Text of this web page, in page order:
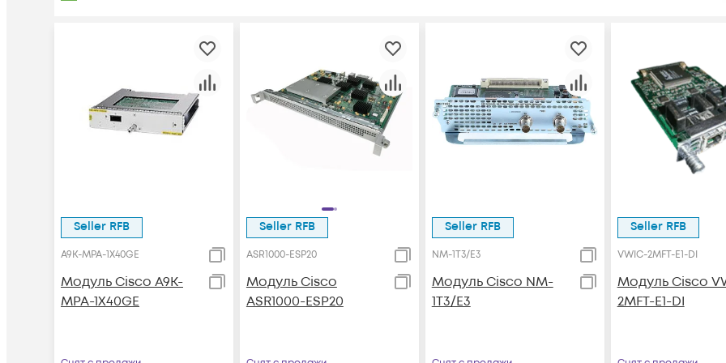
Seller RFB
A9K-MPA-1X40GE
Модуль Cisco A9K-
MPA-1X40GE
Seller RFB
ASR1000-ESP20
Модуль Cisco
ASR1000-ESP20
Seller RFB
NM-1T3/E3
Модуль Cisco NM-
1T3/E3
Seller RFB
VWIC-2MFT-E1-DI
Модуль Cisco
2MFT-E1-DI